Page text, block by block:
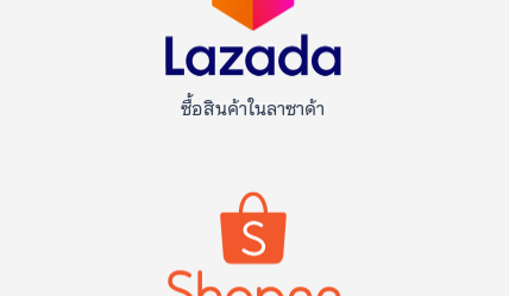
ซื้อสินค้าในลาซาด้า